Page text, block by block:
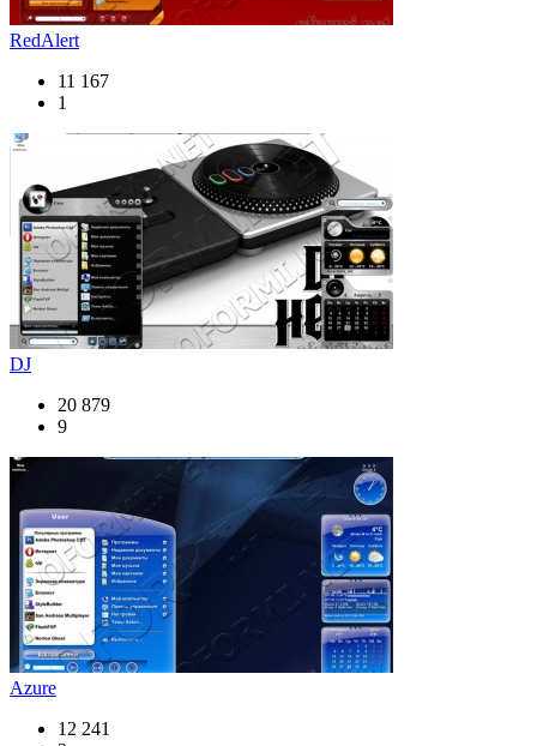
RedAlert
11 167
1
DJ
20 879
9
Azure
12 241